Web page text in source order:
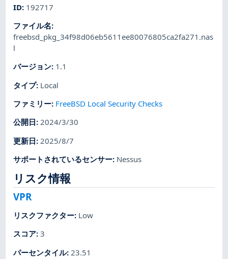
ID: 192717
ファイル名:
freebsd_pkg_34f98d06eb5611ee80076805ca2fa271.nas
l
バージョン: 1.1
タイプ: Local
ファミリー: FreeBSD Local Security Checks
公開日:2024/3/30
更新日: 2025/8/7
サポートされているセンサー: Nessus
リスク情報
VPR
リスクファクター: Low
スコア:3
パーセンタイル: 23.51